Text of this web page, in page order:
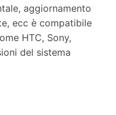
aggiornamento
ecc è compatibile
HTC, Sony,
del sistema